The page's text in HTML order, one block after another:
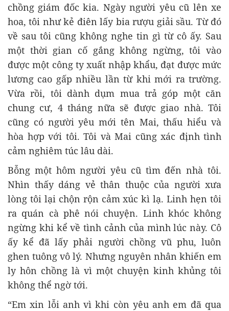
chồng giám đốc kia. Ngày người yêu cũ lên xe
hoa, tôi như kẻ điên lấy bia rượu giải sầu. Từ đó
về sau tôi cũng không nghe tin gì từ cô ấy. Sau
một thời gian cố gắng không ngừng, tôi vào
được một công ty xuất nhập khẩu, đạt được mức
lương cao gấp nhiều lần từ khi mới ra trường.
Vừa rồi, tôi dành dụm mua trả góp một căn
chung cư, 4 tháng nữa sẽ được giao nhà. Tôi
cũng có người yêu mới tên Mai, thấu hiểu và
hòa hợp với tôi. Tôi và Mai cũng xác định tình
cảm nghiêm túc lâu dài.
Bỗng một hôm người yêu cũ tìm đến nhà tôi.
Nhìn thấy dáng vẻ thân thuộc của người xưa
lòng tôi lại chộn rộn cảm xúc kì lạ. Linh hẹn tôi
ra quán cà phê nói chuyện. Linh khóc không
ngừng khi kể về tình cảnh của mình lúc này. Cô
ấy kể đã lấy phải người chồng vũ phu, luôn
ghen tuông vô lý. Nhưng nguyên nhân khiến em
ly hôn chồng là vì một chuyện kinh khủng tôi
không thể ngờ tới.
“Em xin lỗi anh vì khi còn yêu anh em đã qua